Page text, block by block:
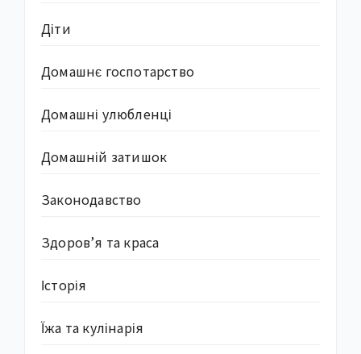
Діти
Домашнє госпотарство
Домашні улюбленці
Домашній затишок
Законодавство
Здоров’я та краса
Історія
Їжа та кулінарія